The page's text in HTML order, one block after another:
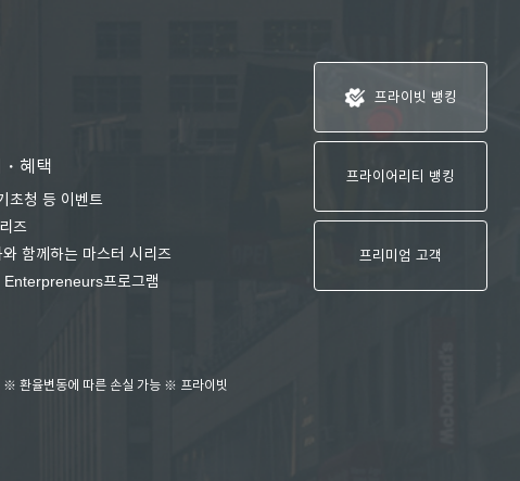
혜택
초청 등 이벤트
즈
함께하는 마스터 시리즈
Enterpreneurs프로그램
환율변동에 따른 손실 가능 ※ 프라이빗
프라이어리티 뱅킹
전문가 그룹의 맞춤형 자산관리
글로벌 컨퍼런스 초청
자산관리 전문가 PB RM을 통한
프라이빗 뱅킹
프라이어리티 뱅킹
프리미엄 고객